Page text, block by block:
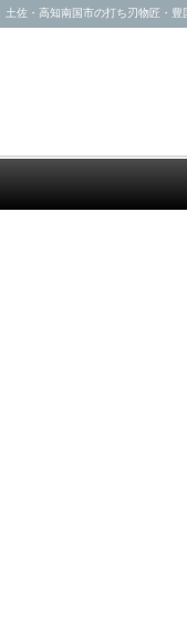
土佐・高知南国市の打ち刃物匠・